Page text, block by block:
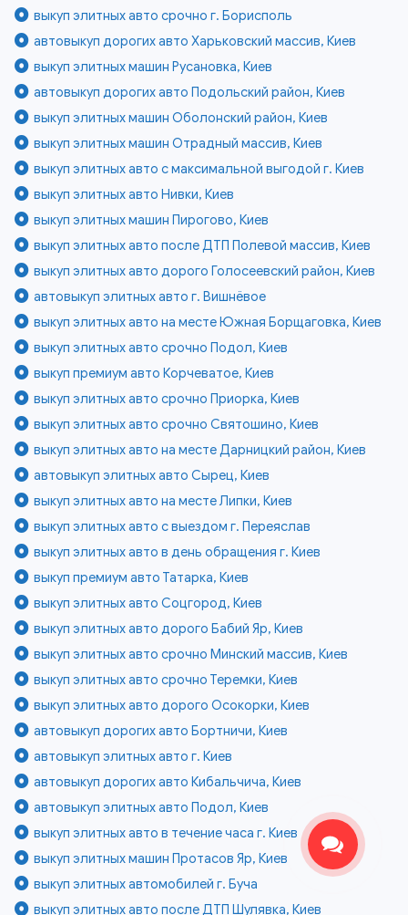
выкуп элитных авто срочно г. Борисполь
автовыкуп дорогих авто Харьковский массив, Киев
выкуп элитных машин Русановка, Киев
автовыкуп дорогих авто Подольский район, Киев
выкуп элитных машин Оболонский район, Киев
выкуп элитных машин Отрадный массив, Киев
выкуп элитных авто с максимальной выгодой г. Киев
выкуп элитных авто Нивки, Киев
выкуп элитных машин Пирогово, Киев
выкуп элитных авто после ДТП Полевой массив, Киев
выкуп элитных авто дорого Голосеевский район, Киев
автовыкуп элитных авто г. Вишнёвое
выкуп элитных авто на месте Южная Борщаговка, Киев
выкуп элитных авто срочно Подол, Киев
выкуп премиум авто Корчеватое, Киев
выкуп элитных авто срочно Приорка, Киев
выкуп элитных авто срочно Святошино, Киев
выкуп элитных авто на месте Дарницкий район, Киев
автовыкуп элитных авто Сырец, Киев
выкуп элитных авто на месте Липки, Киев
выкуп элитных авто с выездом г. Переяслав
выкуп элитных авто в день обращения г. Киев
выкуп премиум авто Татарка, Киев
выкуп элитных авто Соцгород, Киев
выкуп элитных авто дорого Бабий Яр, Киев
выкуп элитных авто срочно Минский массив, Киев
выкуп элитных авто срочно Теремки, Киев
выкуп элитных авто дорого Осокорки, Киев
автовыкуп дорогих авто Бортничи, Киев
автовыкуп элитных авто г. Киев
автовыкуп дорогих авто Кибальчича, Киев
автовыкуп элитных авто Подол, Киев
выкуп элитных авто в течение часа г. Киев
выкуп элитных машин Протасов Яр, Киев
выкуп элитных автомобилей г. Буча
выкуп элитных авто после ДТП Шулявка, Киев